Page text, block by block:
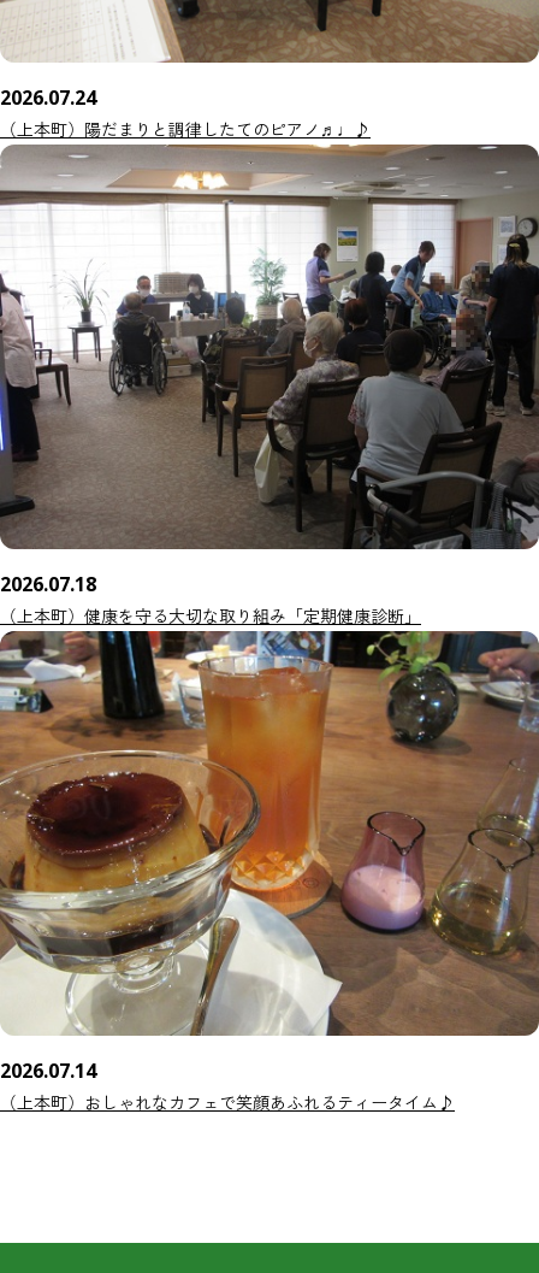
2026.07.24
（上本町）陽だまりと調律したてのピアノ♬♩♪
2026.07.18
（上本町）健康を守る大切な取り組み「定期健康診断」
2026.07.14
（上本町）おしゃれなカフェで笑顔あふれるティータイム♪